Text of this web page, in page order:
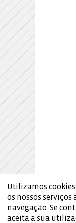
Utilizamos
os nossos serviços
navegação. Se
aceita a sua